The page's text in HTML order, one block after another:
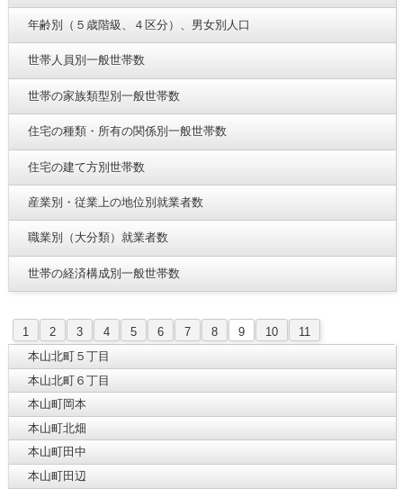
年齢別（５歳階級、４区分）、男女別人口
世帯人員別一般世帯数
世帯の家族類型別一般世帯数
住宅の種類・所有の関係別一般世帯数
住宅の建て方別世帯数
産業別・従業上の地位別就業者数
職業別（大分類）就業者数
世帯の経済構成別一般世帯数
1 2 3 4 5 6 7 8 9 10
11
本山北町５丁目
本山北町６丁目
本山町岡本
本山町北畑
本山町田中
本山町田辺